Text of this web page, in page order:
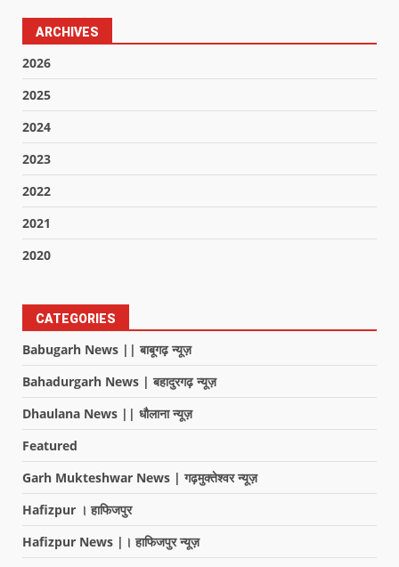
ARCHIVES
2026
2025
2024
2023
2022
2021
2020
CATEGORIES
Babugarh News || बाबूगढ़ न्यूज़
Bahadurgarh News | बहादुरगढ़ न्यूज़
Dhaulana News || धौलाना न्यूज़
Featured
Garh Mukteshwar News | गढ़मुक्तेश्वर न्यूज़
Hafizpur । हाफिजपुर
Hafizpur News |। हाफिजपुर न्यूज़